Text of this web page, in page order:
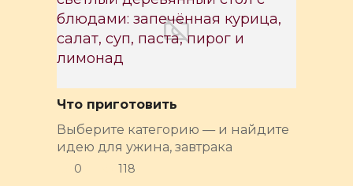
Что приготовить
Выберите категорию — и найдите
идею для ужина, завтрака
0 118